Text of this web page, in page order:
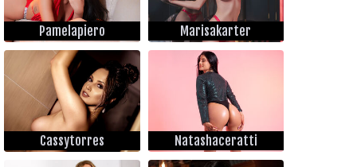
Pamelapiero Marisakarter
Cassytorres Natashaceratti